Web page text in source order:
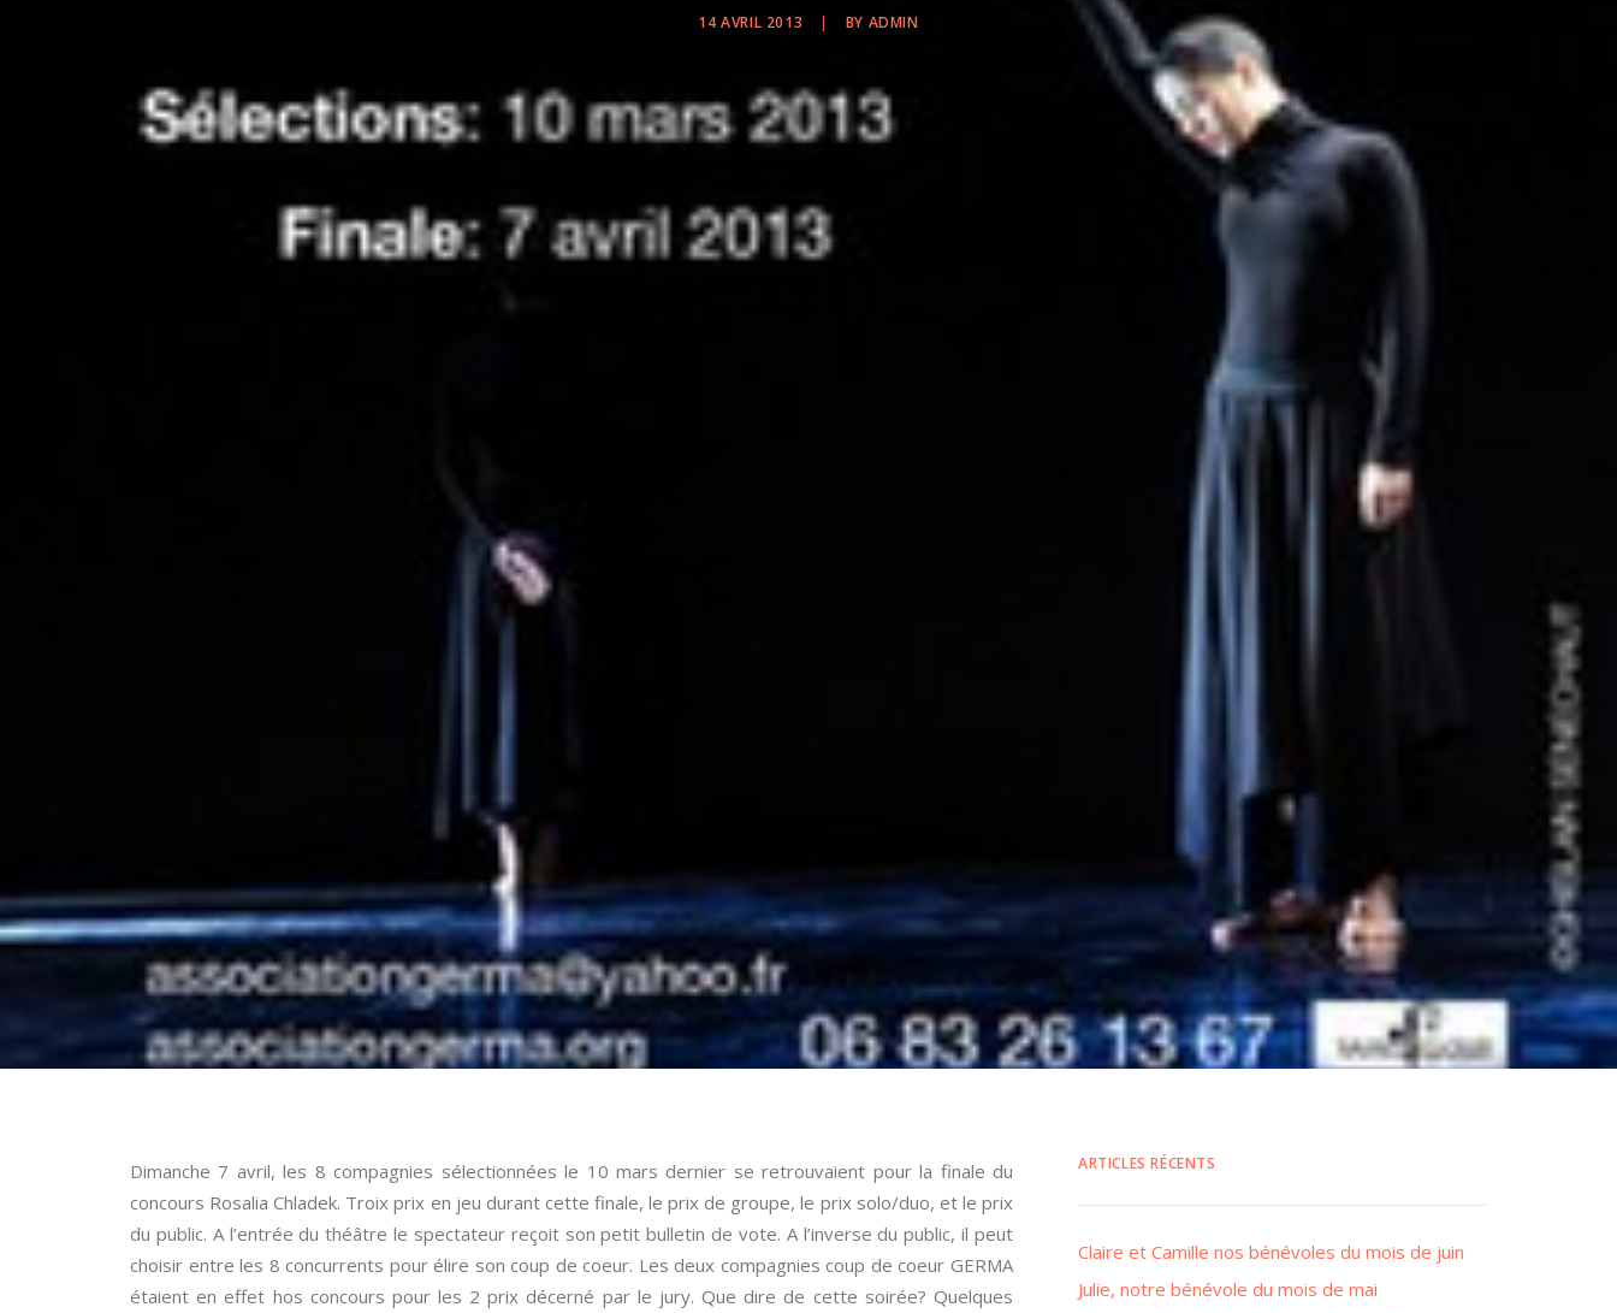
14 AVRIL 2013 | BY ADMIN
Dimanche 7 avril, les 8 compagnies sélectionnées le 10 mars dernier se retrouvaient pour la finale du
concours Rosalia Chladek. Troix prix en jeu durant cette finale, le prix de groupe, le prix solo/duo, et le prix
du public. A l’entrée du théâtre le spectateur reçoit son petit bulletin de vote. A l’inverse du public, il peut
choisir entre les 8 concurrents pour élire son coup de coeur. Les deux compagnies coup de coeur GERMA
étaient en effet hos concours pour les 2 prix décerné par le jury. Que dire de cette soirée? Quelques
ARTICLES RÉCENTS
Claire et Camille nos bénévoles du mois de juin
Julie, notre bénévole du mois de mai